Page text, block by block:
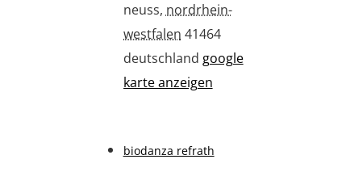
neuss, nordrhein-
westfalen 41464
deutschland google
karte anzeigen
biodanza refrath